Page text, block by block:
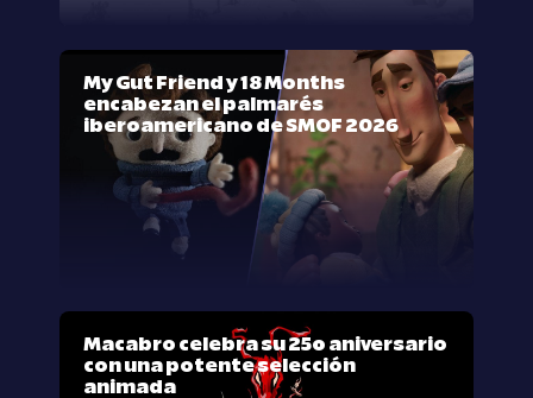
My Gut Friend y 18 Months
encabezan el palmarés
iberoamericano de SMOF 2026
Macabro celebra su 25º aniversario
con una potente selección
animada